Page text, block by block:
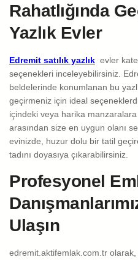
Rahatlığında
Yazlık Evler
Edremit satılık yazlık evler
seçenekleri inceleyebilirsiniz.
beldelerinde konumlanan bu
geçirmeniz için ideal
içindeki veya harika
arasından size en uygun olanı
evinizde, huzur dolu bir tatil
tadını doyasıya çıkarabilirsiniz.
Profesyonel
Ulaşın
edremit.aktifemlak.com.tr